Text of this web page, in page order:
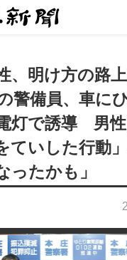
、明け方の路
警備員、車に
灯で誘導 男
ていした行動
ったかも」